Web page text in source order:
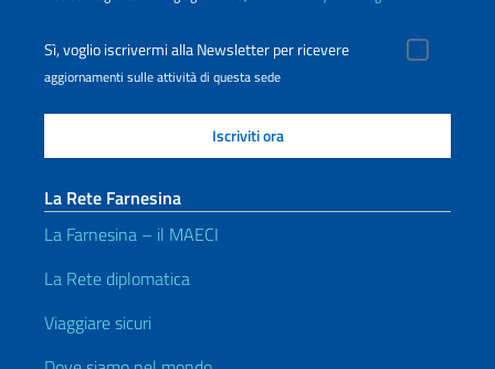
Sì, voglio iscrivermi alla Newsletter per ricevere
aggiornamenti sulle attività di questa sede
La Rete Farnesina
La Farnesina – il MAECI
La Rete diplomatica
Viaggiare sicuri